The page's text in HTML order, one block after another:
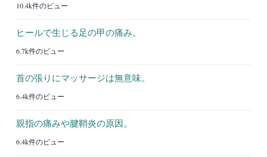
10.4k件のビュー
ヒールで生じる足の甲の痛み。
6.7k件のビュー
首の張りにマッサージは無意味。
6.4k件のビュー
親指の痛みや腱鞘炎の原因。
6.4k件のビュー